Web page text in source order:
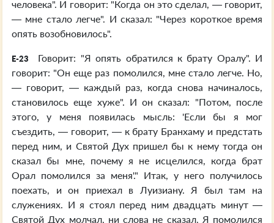
человека". И говорит: "Когда он это сделал, — говорит,
— мне стало легче". И сказал: "Через короткое время
опять возобновилось".
E-23
Говорит: "Я опять обратился к брату Оралу". И
говорит: "Он еще раз помолился, мне стало легче. Но,
— говорит, — каждый раз, когда снова начиналось,
становилось еще хуже". И он сказал: "Потом, после
этого, у меня появилась мысль: 'Если бы я мог
съездить, — говорит, — к брату Бранхаму и предстать
перед ним, и Святой Дух пришел бы к нему тогда он
сказал бы мне, почему я не исцелился, когда брат
Орал помолился за меня'." Итак, у него получилось
поехать, и он приехал в Луизиану. Я был там на
служениях. И я стоял перед ним двадцать минут —
Святой Дух молчал, ни слова не сказал. Я помолился